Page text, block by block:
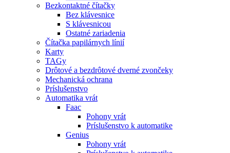
Bezkontaktné čítačky
Bez klávesnice
S klávesnicou
Ostatné zariadenia
Čítačka papilárnych línií
Karty
TAGy
Drôtové a bezdrôtové dverné zvončeky
Mechanická ochrana
Príslušenstvo
Automatika vrát
Faac
Pohony vrát
Príslušenstvo k automatike
Genius
Pohony vrát